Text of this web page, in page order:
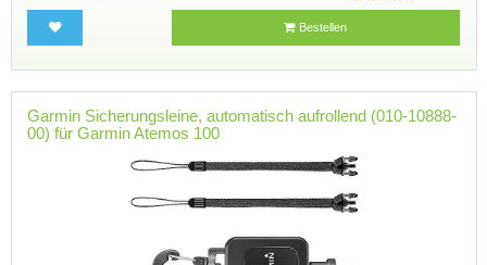
Bestellen
Garmin Sicherungsleine, automatisch aufrollend (010-10888-
00) für Garmin Atemos 100